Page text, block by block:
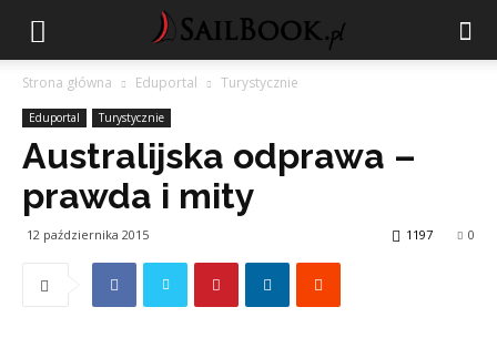
Strona główna Eduportal Turystycznie
Eduportal Turystycznie
Australijska odprawa –
prawda i mity
12 października 2015 0
1197